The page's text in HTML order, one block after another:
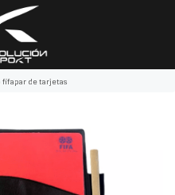
de tarjetas